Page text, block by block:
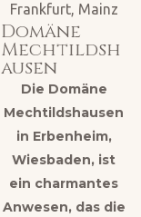
Domäne
Mechtildsh
ausen
Die Domäne
Mechtildshausen
in Erbenheim,
Wiesbaden, ist
ein charmantes
Anwesen, das die